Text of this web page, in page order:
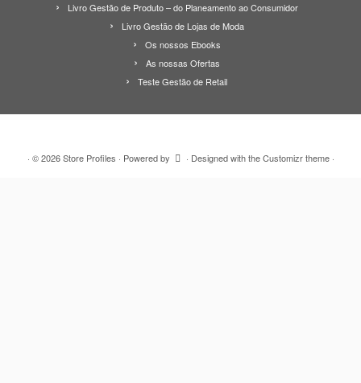
Livro Gestão de Produto – do Planeamento ao Consumidor
Livro Gestão de Lojas de Moda
Os nossos Ebooks
As nossas Ofertas
Teste Gestão de Retail
· © 2026 Store Profiles · Powered by · Designed with theCustomizr theme·